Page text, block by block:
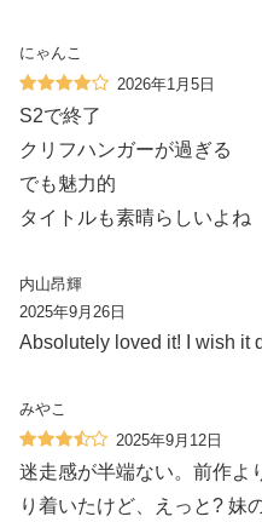
にゃんこ
2026年1月5日
S2で終了
クリフハンガーが過ぎる
でも魅力的
タイトルも素晴らしいよね
内山昂輝
2025年9月26日
Absolutely loved it! I wish it
みやこ
2025年9月12日
迷走感が半端ない。前作よ
り着いたけど、えっと? 妹